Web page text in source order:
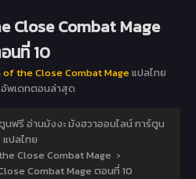
Close Combat Mage
นที่ 10
the Close Combat Mageแปลไทย
พเดทตอนล่าสุด
ฟรี อ่านมังงะ มังฮวาออนไลน์ การ์ตูน
แปลไทย
Close Combat Mage ›
Combat Mage ตอนที่ 10